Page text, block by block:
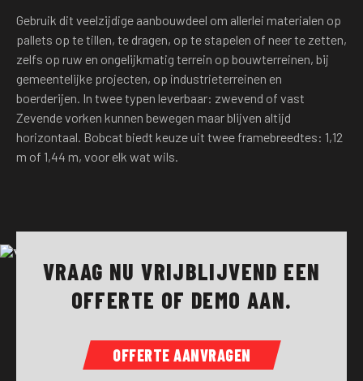
Gebruik dit veelzijdige aanbouwdeel om allerlei materialen op
pallets op te tillen, te dragen, op te stapelen of neer te zetten,
zelfs op ruw en ongelijkmatig terrein op bouwterreinen, bij
gemeentelijke projecten, op industrieterreinen en
boerderijen. In twee typen leverbaar: zwevend of vast
Zevende vorken kunnen bewegen maar blijven altijd
horizontaal. Bobcat biedt keuze uit twee framebreedtes: 1,12
m of 1,44 m, voor elk wat wils.
VRAAG NU VRIJBLIJVEND EEN
OFFERTE OF DEMO AAN.
OFFERTE AANVRAGEN